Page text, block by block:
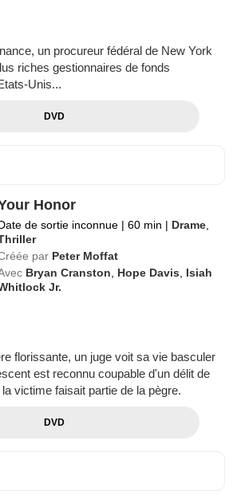
un procureur fédéral de New York
riches gestionnaires de fonds
Unis...
DVD
Honor
de sortie inconnue | 60 min | Drame
par Peter Moffat
Bryan Cranston Hope Davis
Isiah
Jr.
florissante, un juge voit sa vie basculer
est reconnu coupable d'un délit de
victime faisait partie de la pègre.
DVD